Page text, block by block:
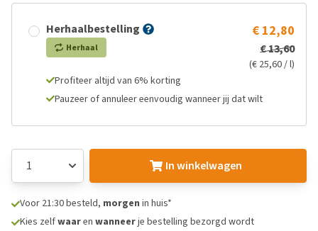
Herhaalbestelling
Herhaal
€ 12,80
€ 13,60
(€ 25,60 / l)
Profiteer altijd van 6% korting
Pauzeer of annuleer eenvoudig wanneer jij dat wilt
In winkelwagen
Voor 21:30 besteld, morgen in huis*
Kies zelfwaaren wanneerje bestelling bezorgd wordt